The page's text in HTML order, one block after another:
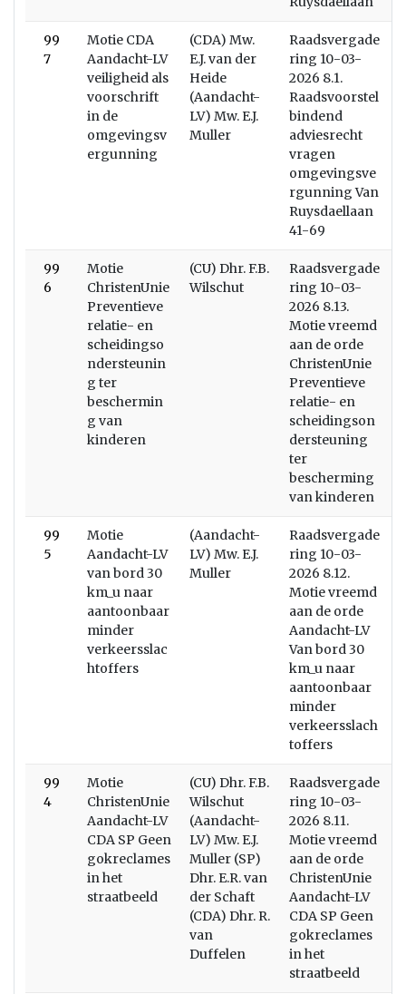
99
7
Motie CDA
Aandacht-LV
veiligheid als
voorschrift
in de
omgevingsv
ergunning
(CDA) Mw.
E.J. van der
Heide
(Aandacht-
LV) Mw. E.J.
Muller
Raadsvergade
ring 10-03-
2026 8.1.
Raadsvoorstel
bindend
adviesrecht
vragen
omgevingsve
rgunning Van
Ruysdaellaan
41-69
99
6
Motie
ChristenUnie
Preventieve
relatie- en
scheidingso
ndersteunin
g ter
beschermin
g van
kinderen
(CU) Dhr. F.B.
Wilschut
Raadsvergade
ring 10-03-
2026 8.13.
Motie vreemd
aan de orde
ChristenUnie
Preventieve
relatie- en
scheidingson
dersteuning
ter
bescherming
van kinderen
99
5
Motie
Aandacht-LV
van bord 30
km_u naar
aantoonbaar
minder
verkeersslac
htoffers
(Aandacht-
LV) Mw. E.J.
Muller
Raadsvergade
ring 10-03-
2026 8.12.
Motie vreemd
aan de orde
Aandacht-LV
Van bord 30
km_u naar
aantoonbaar
minder
verkeersslach
toffers
99
4
Motie
ChristenUnie
Aandacht-LV
CDA SP Geen
gokreclames
in het
straatbeeld
(CU) Dhr. F.B.
Wilschut
(Aandacht-
LV) Mw. E.J.
Muller (SP)
Dhr. E.R. van
der Schaft
(CDA) Dhr. R.
van
Duffelen
Raadsvergade
ring 10-03-
2026 8.11.
Motie vreemd
aan de orde
ChristenUnie
Aandacht-LV
CDA SP Geen
gokreclames
in het
straatbeeld